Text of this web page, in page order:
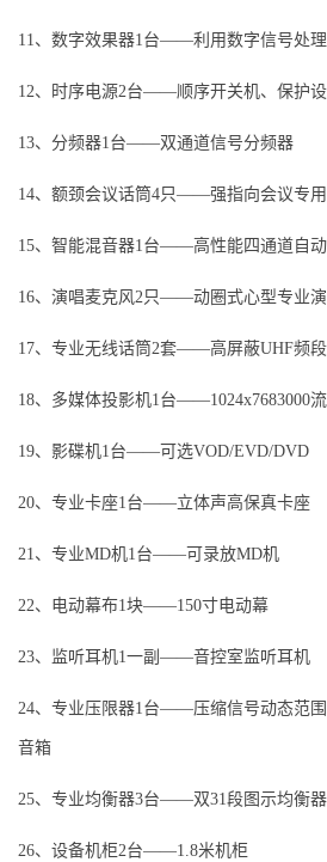
11、数字效果器1台——利用数字信号处
12、时序电源2台——顺序开关机、保护
13、分频器1台——双通道信号分频器
14、额颈会议话筒4只——强指向会议专
15、智能混音器1台——高性能四通道自
16、演唱麦克风2只——动圈式心型专业
17、专业无线话筒2套——高屏蔽UHF频
18、多媒体投影机1台——1024x7683000
19、影碟机1台——可选VOD/EVD/DVD
20、专业卡座1台——立体声高保真卡座
21、专业MD机1台——可录放MD机
22、电动幕布1块——150寸电动幕
23、监听耳机1一副——音控室监听耳机
24、专业压限器1台——压缩信号动态范
音箱
25、专业均衡器3台——双31段图示均衡器
26、设备机柜2台——1.8米机柜